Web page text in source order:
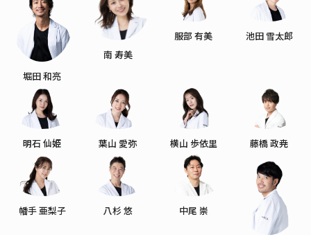
堀田 和亮
南 寿美
服部 有美 池田 雪太郎
明石 仙姫 葉山 愛弥 横山 歩依里 藤橋 政尭
幡手 亜梨子 八杉 悠 中尾 崇